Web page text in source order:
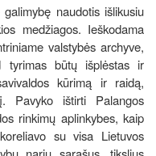
naudotis išlikusiu
medžiagos. Ieškodama
valstybės archyve,
tyrimas būtų išplėstas ir
kūrimą ir raidą,
Pavyko ištirti Palangos
rinkimų aplinkybes, kaip
su visa Lietuvos